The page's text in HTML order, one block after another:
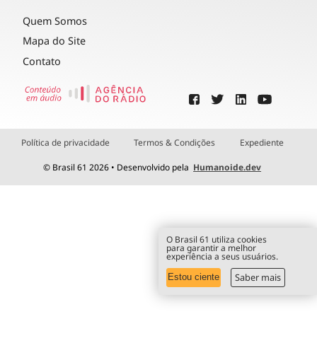
Quem Somos
Mapa do Site
Contato
Política de privacidade Termos & Condições Expediente
© Brasil 61 2026 • Desenvolvido pela Humanoide.dev
O Brasil 61 utiliza cookies
para garantir a melhor
experiência a seus usuários.
Estou ciente Saber mais